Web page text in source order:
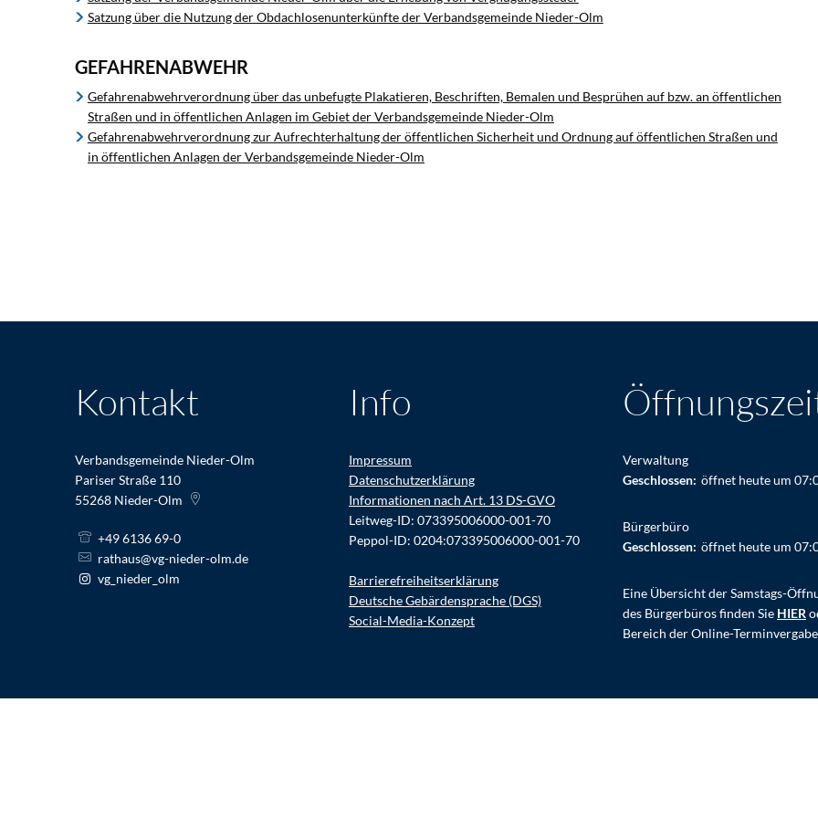
Satzung über die Nutzung der Obdachlosenunterkünfte der Verbandsgemeinde Nieder-Olm
GEFAHRENABWEHR
Gefahrenabwehrverordnung über das unbefugte Plakatieren, Beschriften, Bemalen und Besprühen auf bzw. an öffentlichen
Straßen und in öffentlichen Anlagen im Gebiet der Verbandsgemeinde Nieder-Olm
Gefahrenabwehrverordnung zur Aufrechterhaltung der öffentlichen Sicherheit und Ordnung auf öffentlichen Straßen und
in öffentlichen Anlagen der Verbandsgemeinde Nieder-Olm
Kontakt
Verbandsgemeinde Nieder-Olm
Pariser Straße 110
55268 Nieder-Olm
+49 6136 69-0
rathaus@vg-nieder-olm.de
vg_nieder_olm
Info
Impressum
Datenschutzerklärung
Informationen nach Art. 13 DS-GVO
Leitweg-ID: 073395006000-001-70
Peppol-ID: 0204:073395006000-001-70
Barrierefreiheitserklärung
Deutsche Gebärdensprache (DGS)
Social-Media-Konzept
Verwaltung
Klicken, um weitere Öffnungs-
Geschlossen: öffnet heute um
Bürgerbüro
Klicken, um weitere Öffnungs-
Geschlossen: öffnet heute um
Eine Übersicht der Samstags-
des Bürgerbüros finden Sie HIER
Bereich der Online-